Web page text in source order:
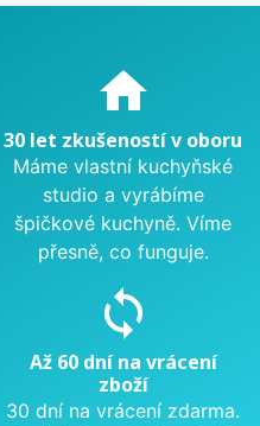
home
30 let zkušeností v oboru
Máme vlastní kuchyňské
studio a vyrábíme
špičkové kuchyně. Víme
přesně, co funguje.
sync
Až 60 dní na vrácení
zboží
30 dní na vrácení zdarma.